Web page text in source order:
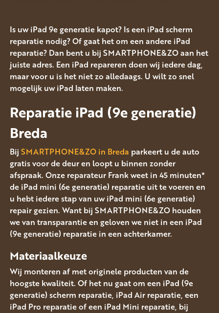
Is uw iPad 9e generatie kapot? Is een iPad scherm
reparatie nodig? Of gaat het om een andere iPad
reparatie? Dan bent u bij SMARTPHONE&ZO aan het
juiste adres. Een iPad repareren doen wij iedere dag,
maar voor u is het niet zo alledaags. U wilt zo snel
mogelijk uw iPad laten maken.
Reparatie iPad (9e generatie)
Breda
Bij SMARTPHONE&ZO in Breda parkeert u de auto
gratis voor de deur en loopt u binnen zonder
afspraak. Onze reparateur Frank weet in 45 minuten*
de iPad mini (6e generatie) reparatie uit te voeren en
u hebt iedere stap van uw iPad mini (6e generatie)
repair gezien. Want bij SMARTPHONE&ZO houden
we van transparantie en geloven we niet in een iPad
(9e generatie) reparatie in een achterkamer.
Materiaalkeuze
Wij monteren af met originele producten van de
hoogste kwaliteit. Of het nu gaat om een iPad (9e
generatie) scherm reparatie, iPad Air reparatie, een
iPad Pro reparatie of een iPad Mini reparatie, bij